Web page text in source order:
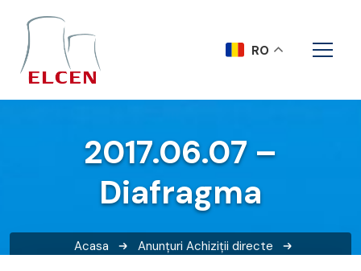
2017.06.07 –
Diafragma
Acasa Anunțuri Achiziții directe
RO